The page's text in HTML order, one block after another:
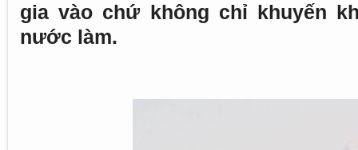
gia vào chứ không chỉ khuyến
nước làm.